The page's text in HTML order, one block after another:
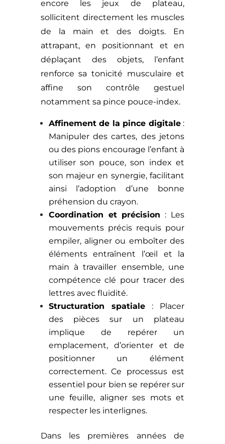
encore les jeux de plateau,
sollicitent directement les muscles
de la main et des doigts. En
attrapant, en positionnant et en
déplaçant des objets, l’enfant
renforce sa tonicité musculaire et
affine son contrôle gestuel
notamment sa pince pouce-index.
Affinement de la pince digitale:
Manipuler des cartes, des jetons
ou des pions encourage l’enfant à
utiliser son pouce, son index et
son majeur en synergie, facilitant
ainsi l’adoption d’une bonne
préhension du crayon.
Coordination et précision : Les
mouvements précis requis pour
empiler, aligner ou emboîter des
éléments entraînent l’œil et la
main à travailler ensemble, une
compétence clé pour tracer des
lettres avec fluidité.
Structuration spatiale: Placer
des pièces sur un plateau
implique de repérer un
emplacement, d’orienter et de
positionner un élément
correctement. Ce processus est
essentiel pour bien se repérer sur
une feuille, aligner ses mots et
respecter les interlignes.
Dans les premières années de